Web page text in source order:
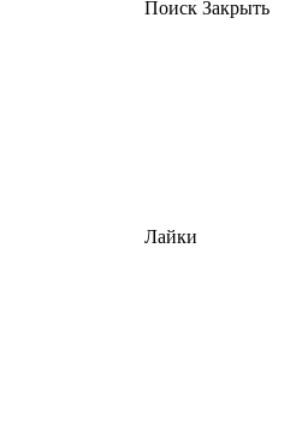
Поиск Закрыть
Лайки